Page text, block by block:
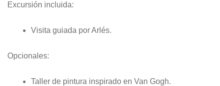
Excursión incluida:
Visita guiada por Arlés.
Opcionales:
Taller de pintura inspirado en Van Gogh.